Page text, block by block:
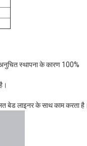
स्थापना के कारण 100%
बेड लाइनर के साथ काम करता